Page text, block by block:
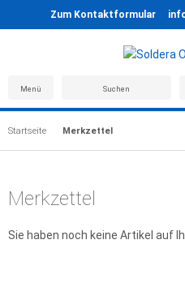
Zum Kontaktformular
Menü Suchen
Startseite Merkzettel
Merkzettel
Sie haben noch keine Artikel auf